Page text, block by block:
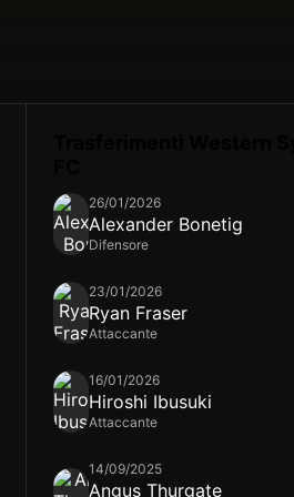
26/01/2026
Alexander Bonetig
Difensore
23/01/2026
Ryan Fraser
Attaccante
16/01/2026
Hiroshi Ibusuki
Attaccante
14/09/2025
Angus Thurgate